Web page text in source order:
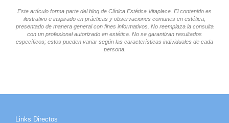
Este artículo forma parte del blog de Clínica Estética Vitaplace. El contenido es
ilustrativo e inspirado en prácticas y observaciones comunes en estética,
presentado de manera general con fines informativos. No reemplaza la consulta
con un profesional autorizado en estética. No se garantizan resultados
específicos; estos pueden variar según las características individuales de cada
persona.
Links Directos